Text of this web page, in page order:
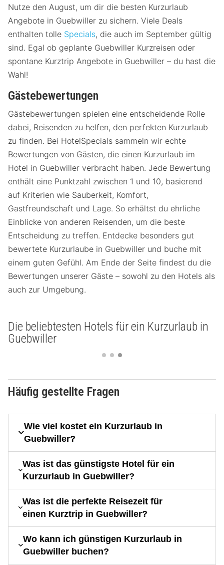
Nutze den August, um dir die besten Kurzurlaub
Angebote in Guebwiller zu sichern. Viele Deals
enthalten tolle Specials, die auch im September gültig
sind. Egal ob geplante Guebwiller Kurzreisen oder
spontane Kurztrip Angebote in Guebwiller – du hast die
Wahl!
Gästebewertungen
Gästebewertungen spielen eine entscheidende Rolle
dabei, Reisenden zu helfen, den perfekten Kurzurlaub
zu finden. Bei HotelSpecials sammeln wir echte
Bewertungen von Gästen, die einen Kurzurlaub im
Hotel in Guebwiller verbracht haben. Jede Bewertung
enthält eine Punktzahl zwischen 1 und 10, basierend
auf Kriterien wie Sauberkeit, Komfort,
Gastfreundschaft und Lage. So erhältst du ehrliche
Einblicke von anderen Reisenden, um die beste
Entscheidung zu treffen. Entdecke besonders gut
bewertete Kurzurlaube in Guebwiller und buche mit
einem guten Gefühl. Am Ende der Seite findest du die
Bewertungen unserer Gäste – sowohl zu den Hotels als
auch zur Umgebung.
Die beliebtesten Hotels für ein Kurzurlaub in
Guebwiller
Häufig gestellte Fragen
Wie viel kostet ein Kurzurlaub in
Guebwiller?
Was ist das günstigste Hotel für ein
Kurzurlaub in Guebwiller?
Was ist die perfekte Reisezeit für
einen Kurztrip in Guebwiller?
Wo kann ich günstigen Kurzurlaub in
Guebwiller buchen?